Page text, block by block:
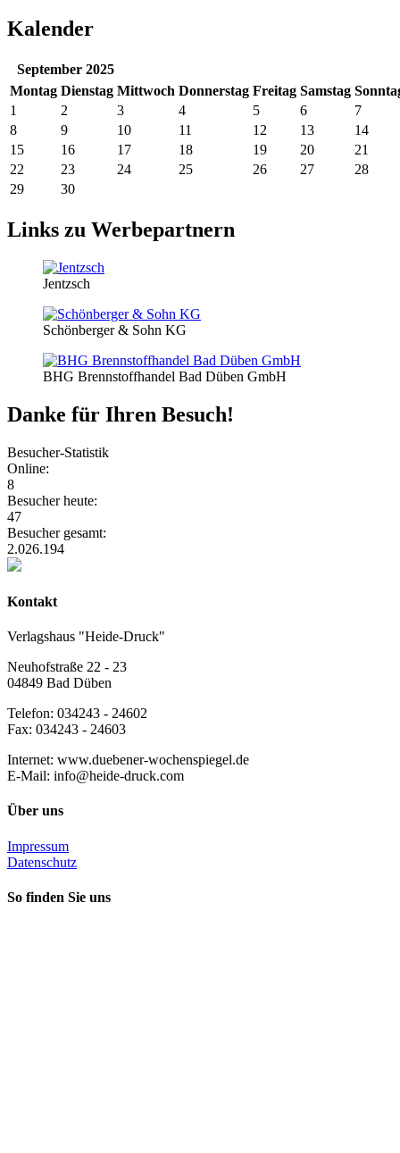
Kalender
September 2025
Montag Dienstag Mittwoch Donnerstag Freitag Samstag So
1
2 3 4 5 6
7
8
9 10 11 12 13
14
15
16 17 18 19 20
21
22
23 24 25 26 27
28
29
30
Links zu Werbepartnern
Jentzsch
Schönberger & Sohn KG
BHG Brennstoffhandel Bad Düben GmbH
Danke für Ihren Besuch!
Besucher-Statistik
Online:
8
Besucher heute:
47
Besucher gesamt:
2.026.194
Kontakt
Verlagshaus "Heide-Druck"
Neuhofstraße 22 - 23
04849 Bad Düben
Telefon: 034243 - 24602
Fax: 034243 - 24603
Internet: www.duebener-wochenspiegel.de
E-Mail: info@heide-druck.com
Über uns
Impressum
Datenschutz
So finden Sie uns